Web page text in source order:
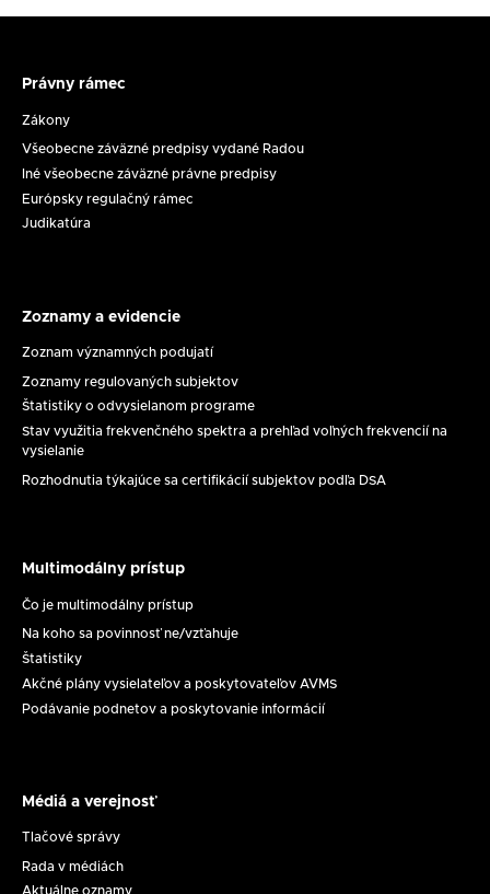
rámec
Právny rámec
Zákony
Všeobecne záväzné predpisy vydané Radou
Iné všeobecne záväzné právne predpisy
Európsky regulačný rámec
Judikatúra
a
evidencie
Zoznamy a evidencie
Zoznam významných podujatí
Zoznamy regulovaných subjektov
Štatistiky o odvysielanom programe
Stav využitia frekvenčného spektra a prehľad voľných frekvencií na
vysielanie
Rozhodnutia týkajúce sa certifikácií subjektov podľa DSA
prístup
Multimodálny prístup
Čo je multimodálny prístup
Na koho sa povinnosť ne/vzťahuje
Štatistiky
Akčné plány vysielateľov a poskytovateľov AVMS
Podávanie podnetov a poskytovanie informácií
a
verejnosť
Médiá a verejnosť
Tlačové správy
Rada v médiách
Aktuálne oznamy
11.08.2026
na
ochranu
maloletých
2026
na
Zasadnutie
RpMS
č.